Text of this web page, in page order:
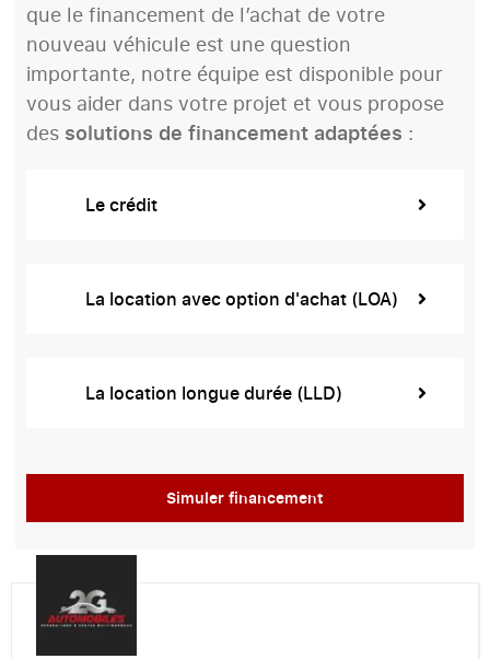
que le financement de l’achat de votre
nouveau véhicule est une question
importante, notre équipe est disponible pour
vous aider dans votre projet et vous propose
des solutions de financement adaptées :
Le crédit
La location avec option d'achat (LOA)
La location longue durée (LLD)
Simuler financement